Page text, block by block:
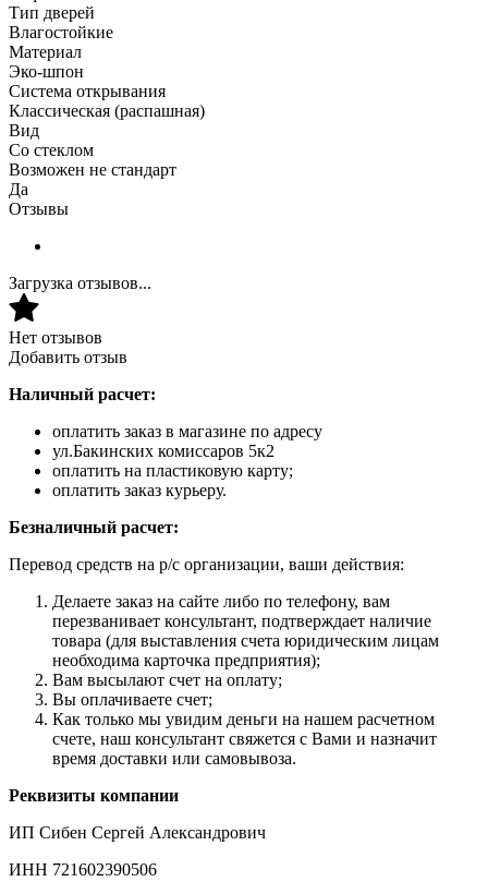
Тип дверей
Влагостойкие
Материал
Эко-шпон
Система открывания
Классическая (распашная)
Вид
Со стеклом
Возможен не стандарт
Да
Отзывы
Загрузка отзывов...
Нет отзывов
Добавить отзыв
Наличный расчет:
оплатить заказ в магазине по адресу
ул.Бакинских комиссаров 5к2
оплатить на пластиковую карту;
оплатить заказ курьеру.
Безналичный расчет:
Перевод средств на р/с организации, ваши действия:
Делаете заказ на сайте либо по телефону, вам
перезванивает консультант, подтверждает наличие
товара (для выставления счета юридическим лицам
необходима карточка предприятия);
Вам высылают счет на оплату;
Вы оплачиваете счет;
Как только мы увидим деньги на нашем расчетном
счете, наш консультант свяжется с Вами и назначит
время доставки или самовывоза.
Реквизиты компании
ИП Сибен Сергей Александрович
ИНН 721602390506